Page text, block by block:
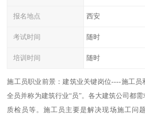
报名地点 西安
考试时间 随时
培训时间 随时
施工员职业前景：建筑业关键岗位----施工员
全员并称为建筑行业“员”。各大建筑公司都需
质检员等。施工员主要是解决现场施工问